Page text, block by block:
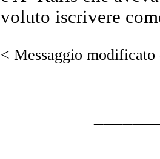
voluto iscrivere
< Messaggio